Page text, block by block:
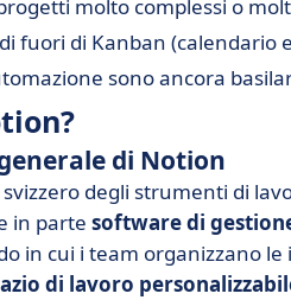
molto complessi o
fuori di Kanban (calendario
sono ancora
di Notion
degli strumenti di
in parte software di
in cui i team organizzano
di lavoro